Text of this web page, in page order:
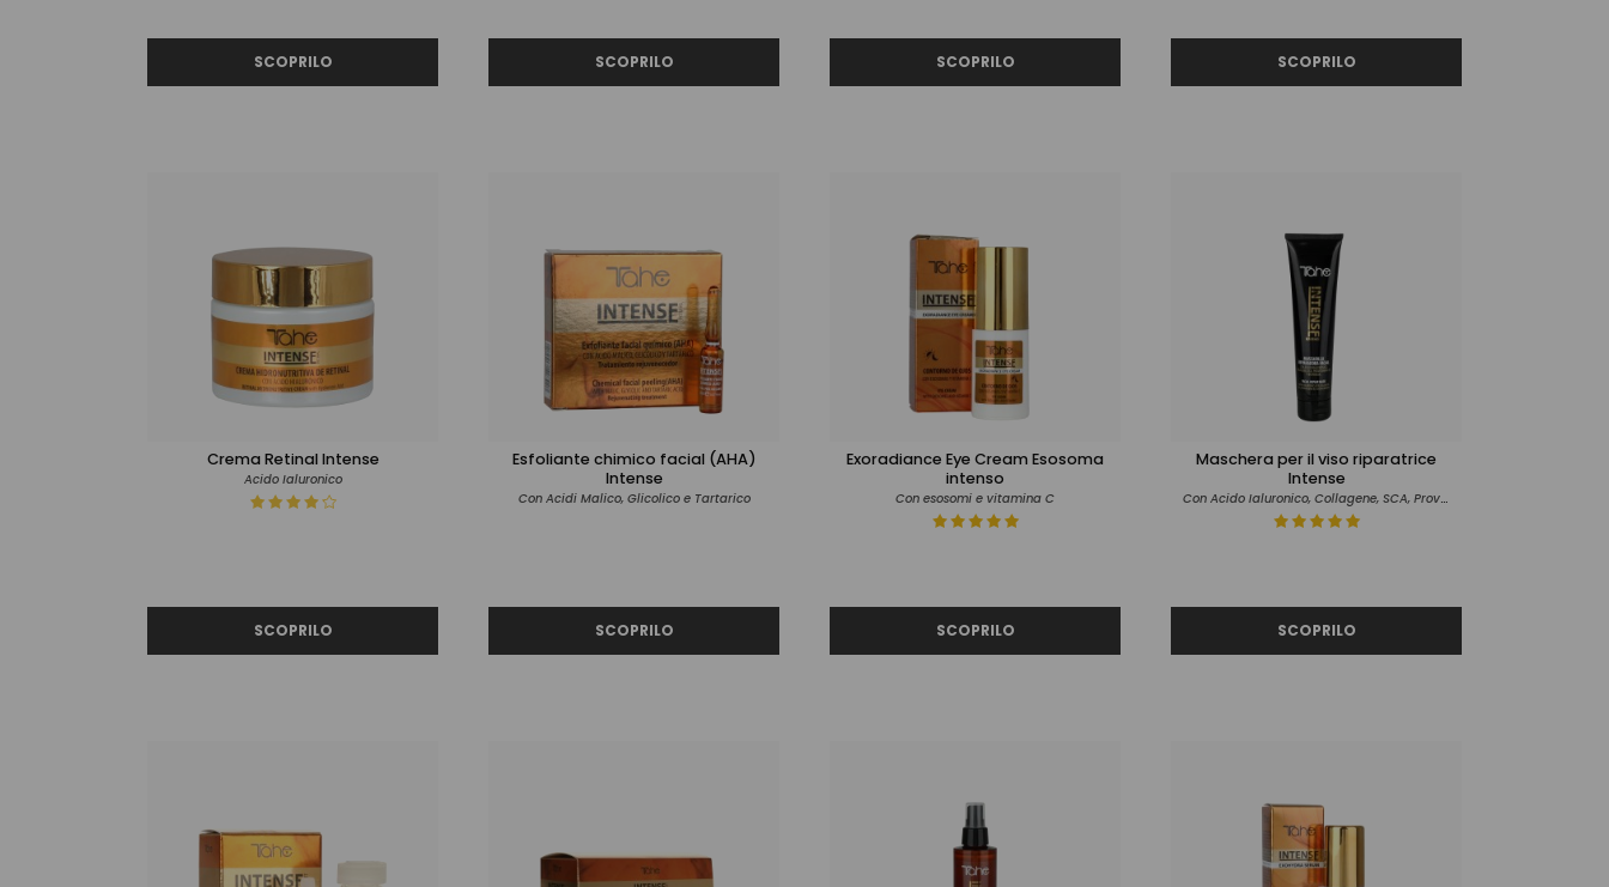
Crema Retinal Intense
Acido Ialuronico
Esfoliante chimico facial (AHA)
Intense
Con Acidi Malico, Glicolico e Tartarico
Exoradiance Eye Cream Esosoma
intenso
Con esosomi e vitamina C
Maschera per il viso riparatrice
Intense
Con Acido Ialuronico, Collagene, SCA, Provitamina B5 e Bisabololo